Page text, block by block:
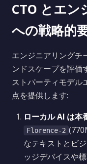
CTO とエン
への戦略的
エンジニアリングチ
ンドスケープを評
ストパーティモデル
点を提供します:
ローカル AI は本
Florence-2
なテキストとビ
ッジデバイスや